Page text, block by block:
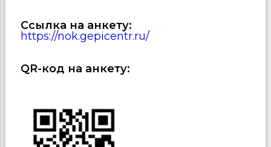
Ссылка на анкету:
https://nok.gepicentr.ru/
QR-код на анкету: